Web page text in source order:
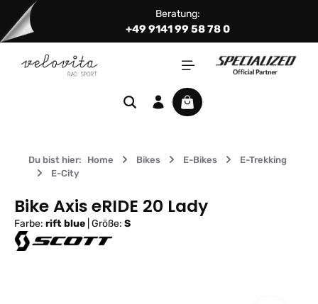
Zum Hauptinhalt springen Beratung:
+49 9141 99 58 78 0
Warenkorb enthält 0
Du bist hier: Home Bikes E-Bikes
E-Trekking
E-City
Bike Axis eRIDE 20 Lady
Farbe: rift blue Größe: S